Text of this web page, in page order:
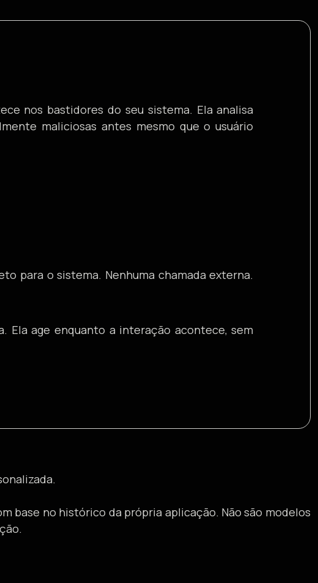
nos bastidores do seu sistema. Ela analisa
maliciosas antes mesmo que o usuário
para o sistema. Nenhuma chamada externa.
Ela age enquanto a interação acontece, sem
base no histórico da própria aplicação. Não são modelos